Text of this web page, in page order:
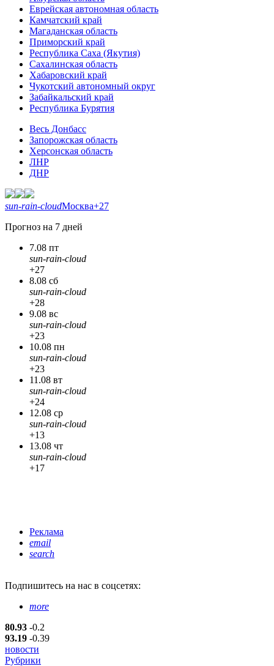
Еврейская автономная область
Камчатский край
Магаданская область
Приморский край
Республика Саха (Якутия)
Сахалинская область
Хабаровский край
Чукотский автономный округ
Забайкальский край
Республика Бурятия
Весь Донбасс
Запорожская область
Херсонская область
ЛНР
ДНР
sun-rain-cloudМосква+27
Прогноз на 7 дней
7.08 пт
sun-rain-cloud
+27
8.08 сб
sun-rain-cloud
+28
9.08 вс
sun-rain-cloud
+23
10.08 пн
sun-rain-cloud
+23
11.08 вт
sun-rain-cloud
+24
12.08 ср
sun-rain-cloud
+13
13.08 чт
sun-rain-cloud
+17
Реклама
email
search
Подпишитесь на нас в соцсетях:
more
80.93 -0.2
93.19 -0.39
новости
Рубрики